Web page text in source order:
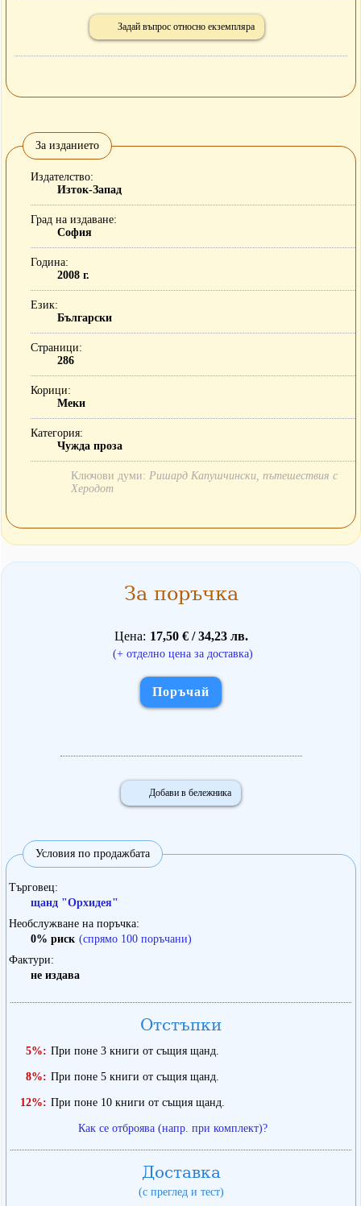
Задай въпрос относно екземпляра
За изданието
Издателство
Изток-Запад
Град на издаване
София
Година
2008 г.
Език
Български
Страници
286
Корици
Меки
Категория
Чужда проза
Ключови думи: Ришард Капушчински, пътешествия с
Херодот
За поръчка
Цена 17,50 € / 34,23 лв.
(+ отделно цена за доставка)
Поръчай
Добави в бележника
Условия по продажбата
Търговец
щанд "Орхидея"
Необслужване на поръчка
0% риск (спрямо 100 поръчани)
Фактури
не издава
Отстъпки
5%: При поне 3 книги от същия щанд.
8%: При поне 5 книги от същия щанд.
12%: При поне 10 книги от същия щанд.
Как се отброява (напр. при комплект)?
Доставка
(с преглед и тест)